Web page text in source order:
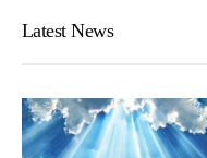
Latest News